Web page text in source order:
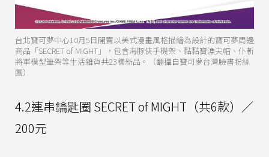
台北寶可夢中心10月5日開賣以美式漫畫風格描繪為設計的寶可夢周邊
商品「SECRET of MIGHT」，包含海豚俠手機架、黏黏寶漁夫帽、仆斬
將軍模型筆架等生活雜貨共23樣新品。（翻攝自寶可夢台灣臉書粉絲
團）
4.2連串鑰匙圈 SECRET of MIGHT（共6款）／
200元